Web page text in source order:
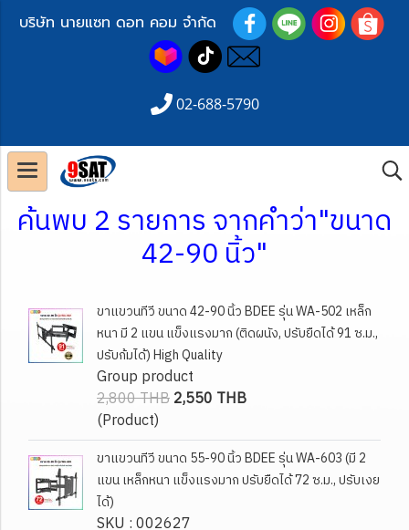
บริษัท นายแซท ดอท คอม จำกัด
02-688-5790
ค้นพบ 2 รายการ จากคำว่า"ขนาด
42-90 นิ้ว"
ขาแขวนทีวี ขนาด 42-90 นิ้ว BDEE รุ่น WA-502 เหล็ก
หนา มี 2 แขน แข็งแรงมาก (ติดผนัง, ปรับยืดได้ 91 ซ.ม.,
ปรับก้มได้) High Quality
Group product
2,800 THB2,550 THB
(Product)
ขาแขวนทีวี ขนาด 55-90 นิ้ว BDEE รุ่น WA-603 (มี 2
แขน เหล็กหนา แข็งแรงมาก ปรับยืดได้ 72 ซ.ม., ปรับเงย
ได้)
SKU : 002627